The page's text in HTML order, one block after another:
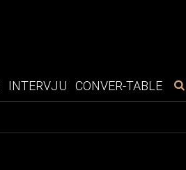
INTERVJU CONVER-TABLE